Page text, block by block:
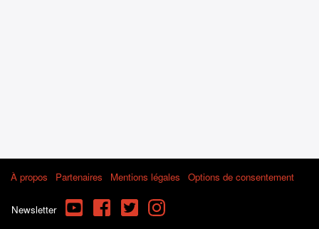
À propos Partenaires Mentions légales Options de consentement
Newsletter YouTube FacebookTwitterInstagram